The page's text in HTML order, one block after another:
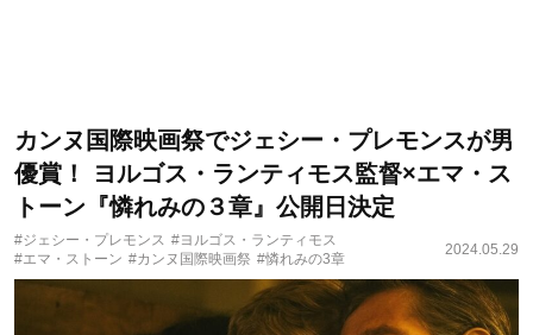
カンヌ国際映画祭でジェシー・プレモンスが男
優賞！ ヨルゴス・ランティモス監督×エマ・ス
トーン『憐れみの３章』公開日決定
#ジェシー・プレモンス #ヨルゴス・ランティモス
#エマ・ストーン #カンヌ国際映画祭 #憐れみの3章
2024.05.29